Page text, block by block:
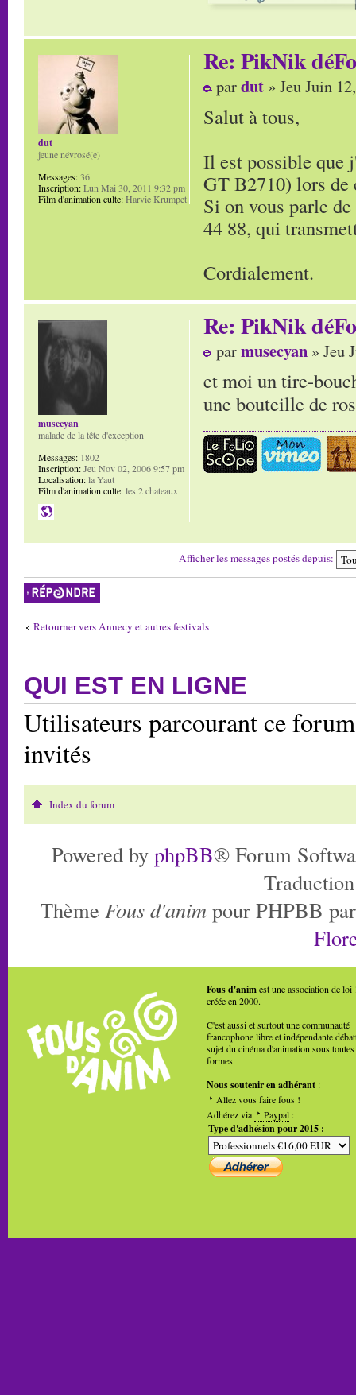
Re: PikNik
pardut » Jeu Juin
Salut à tous,
Il est possible que
GT B2710) lors de
Si on vous parle
44 88, qui
Cordialement.
dut
jeune névrosé(e)
Messages:36
Inscription:Lun Mai 30, 2011 9:32 pm
Film d'animation culte:Harvie Krumpet
Re: PikNik
parmusecyan » Jeu
et moi un tire-
une bouteille de
musecyan
malade de la tête d'exception
Messages: 1802
Inscription:Jeu Nov 02, 2006 9:57 pm
Localisation:la Yaut
Film d'animation culte:les 2 chateaux
Afficher les messages postés depuis:
Répondre
Retourner vers Annecy et autres festivals
QUI EST EN LIGNE
Utilisateurs parcourant ce
invités
Index du forum
Powered by phpBB® Forum
Thème Fous d'anim pour PHPBB
Fous d'animest une association de loi
créée en 2000.
C'est aussi et surtout une communauté
francophone libre et indépendante
sujet du cinéma d'animation sous toutes
formes
Nous soutenir en adhérant :
Allez vous faire fous !
Adhérez via
Paypal :
Type d'adhésion pour 2015 :